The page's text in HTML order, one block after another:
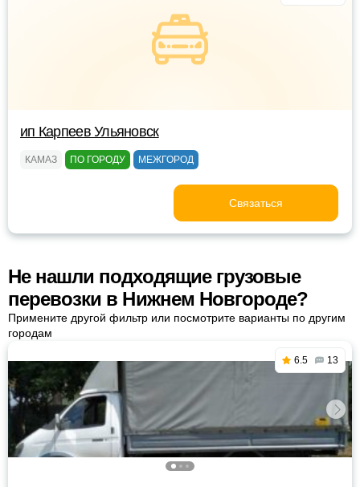
ип Карпеев Ульяновск
КАМАЗ ПО ГОРОДУ МЕЖГОРОД
Связаться
Не нашли подходящие грузовые
перевозки в Нижнем Новгороде?
Примените другой фильтр или посмотрите варианты по другим
городам
6.5 13